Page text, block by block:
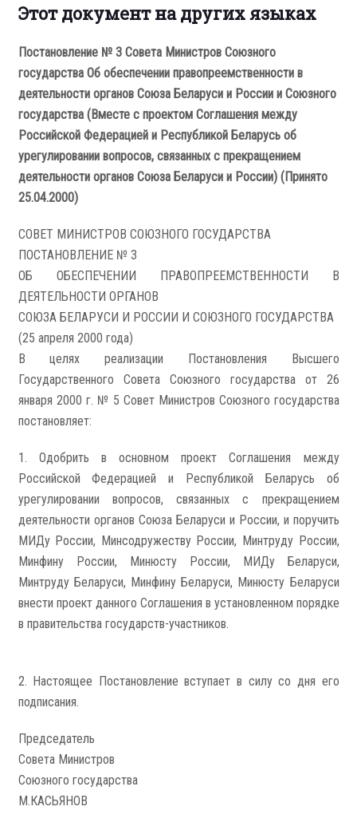
Этот документ на других языках
Постановление № 3 Совета Министров Союзного
государства Об обеспечении правопреемственности в
деятельности органов Союза Беларуси и России и Союзного
государства (Вместе с проектом Соглашения между
Российской Федерацией и Республикой Беларусь об
урегулировании вопросов, связанных с прекращением
деятельности органов Союза Беларуси и России) (Принято
25.04.2000)
СОВЕТ МИНИСТРОВ СОЮЗНОГО ГОСУДАРСТВА
ПОСТАНОВЛЕНИЕ № 3
ОБ ОБЕСПЕЧЕНИИ ПРАВОПРЕЕМСТВЕННОСТИ В
ДЕЯТЕЛЬНОСТИ ОРГАНОВ
СОЮЗА БЕЛАРУСИ И РОССИИ И СОЮЗНОГО ГОСУДАРСТВА
(25 апреля 2000 года)
В целях реализации Постановления Высшего
Государственного Совета Союзного государства от 26
января 2000 г. № 5 Совет Министров Союзного государства
постановляет:
1. Одобрить в основном проект Соглашения между
Российской Федерацией и Республикой Беларусь об
урегулировании вопросов, связанных с прекращением
деятельности органов Союза Беларуси и России, и поручить
МИДу России, Минсодружеству России, Минтруду России,
Минфину России, Минюсту России, МИДу Беларуси,
Минтруду Беларуси, Минфину Беларуси, Минюсту Беларуси
внести проект данного Соглашения в установленном порядке
в правительства государств-участников.
2. Настоящее Постановление вступает в силу со дня его
подписания.
Председатель
Совета Министров
Союзного государства
М.КАСЬЯНОВ